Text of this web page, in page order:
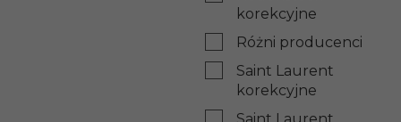
korekcyjne
Różni producenci
Saint Laurent
korekcyjne